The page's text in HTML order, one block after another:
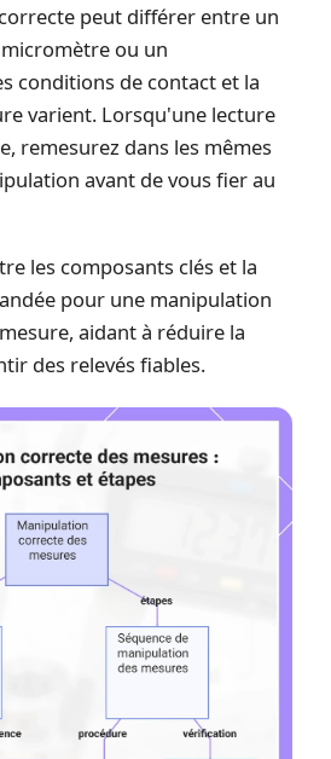
peut différer entre un
ou un
conditions de contact et la
varient. Lorsqu'une lecture
remesurez dans les mêmes
avant de vous fier au
les composants clés et la
pour une manipulation
aidant à réduire la
des relevés fiables.